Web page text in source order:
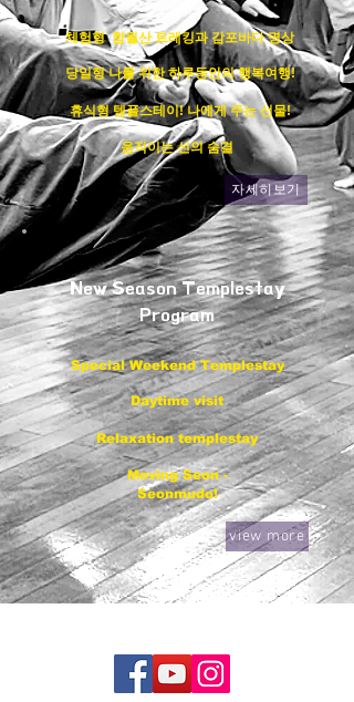
체험형 함월산 트레킹과 감포바다 명상
당일형 나를 위한 하루동안의 행복여행!
휴식형 템플스테이! 나에게 주는 선물!
움직이는 선의 숨결
자세히보기
New Season Templestay
Program
Special Weekend Templestay
Daytime visit
Relaxation templestay
Moving Seon -
Seonmudo!
view more